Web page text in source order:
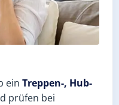
ein Treppen-, Hub-
prüfen bei